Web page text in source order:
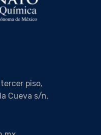
piso,
Cueva s/n,